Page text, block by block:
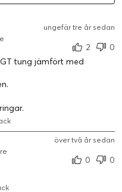
ungefär tre år sedan
2
0
tung jämfört med
över två år sedan
0
0